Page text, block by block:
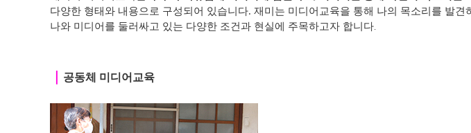
다양한 형태와 내용으로 구성되어 있습니다. 재미는 미디어교육을 통해 나의 목소리를 발견
나와 미디어를 둘러싸고 있는 다양한 조건과 현실에 주목하고자 합니다.
공동체 미디어교육